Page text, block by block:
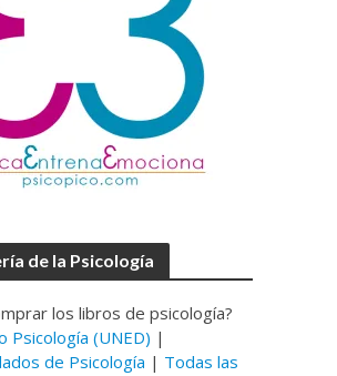
de la Psicología
los libros de psicología?
Psicología (UNED) |
de Psicología | Todas las